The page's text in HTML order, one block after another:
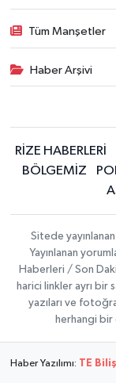
Tüm Manşetler
Haber Arşivi
RİZE HABERLERİ
BÖLGEMİZ
Sitede
Yayınlanan
Haberleri / Son
harici linkler ayrı bir
yazıları ve
herhangi bir
Haber Yazılımı: TE